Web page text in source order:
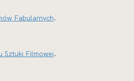
Fabularnych.
Sztuki Filmowej.